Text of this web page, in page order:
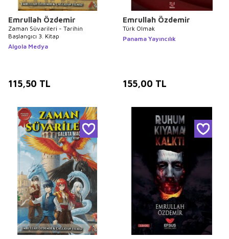
Emrullah Özdemir
Zaman Süvarileri - Tarihin
Başlangıcı 3. Kitap
Algola Medya
115,50 TL
Emrullah Özdemir
Türk Olmak
Panama Yayıncılık
155,00 TL